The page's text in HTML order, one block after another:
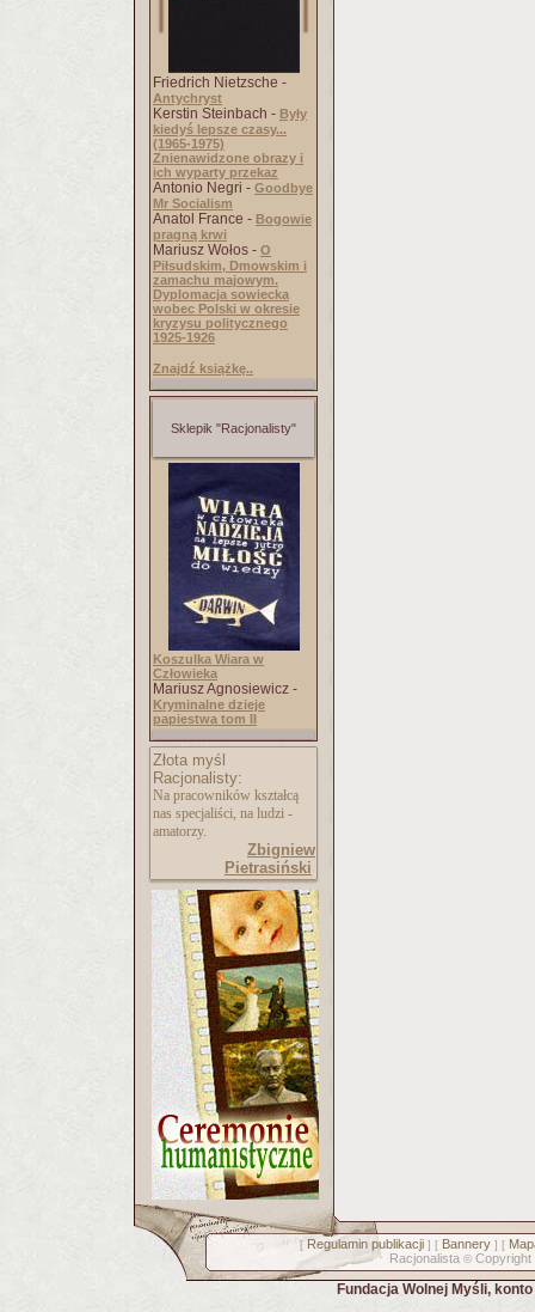
Friedrich Nietzsche -
Antychryst
Kerstin Steinbach - Były
kiedyś lepsze czasy...
(1965-1975)
Znienawidzone obrazy i
ich wyparty przekaz
Antonio Negri - Goodbye
Mr Socialism
Anatol France - Bogowie
pragną krwi
Mariusz Wołos - O
Piłsudskim, Dmowskim i
zamachu majowym.
Dyplomacja sowiecka
wobec Polski w okresie
kryzysu politycznego
1925-1926
Znajdź książkę..
Sklepik "Racjonalisty"
Koszulka Wiara w
Człowieka
Mariusz Agnosiewicz -
Kryminalne dzieje
papiestwa tom II
Złota myśl
Racjonalisty:
Na pracowników kształcą
nas specjaliści, na ludzi -
amatorzy.
Zbigniew
Pietrasiński
[ Regulamin publikacji] [ Bannery] [
Racjonalista © Copyright
Fundacja Wolnej Myśli,